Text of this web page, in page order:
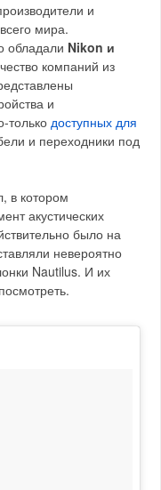
и
мира.
обладали Nikon и
компаний из
и
толькодоступных для
и переходники под
в котором
акустических
было на
невероятно
Nautilus. И их